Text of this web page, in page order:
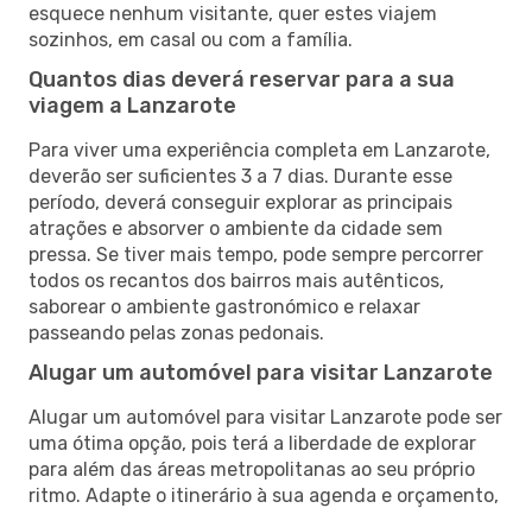
esquece nenhum visitante, quer estes viajem
sozinhos, em casal ou com a família.
Quantos dias deverá reservar para a sua
viagem a Lanzarote
Para viver uma experiência completa em Lanzarote,
deverão ser suficientes 3 a 7 dias. Durante esse
período, deverá conseguir explorar as principais
atrações e absorver o ambiente da cidade sem
pressa. Se tiver mais tempo, pode sempre percorrer
todos os recantos dos bairros mais autênticos,
saborear o ambiente gastronómico e relaxar
passeando pelas zonas pedonais.
Alugar um automóvel para visitar Lanzarote
Alugar um automóvel para visitar Lanzarote pode ser
uma ótima opção, pois terá a liberdade de explorar
para além das áreas metropolitanas ao seu próprio
ritmo. Adapte o itinerário à sua agenda e orçamento,